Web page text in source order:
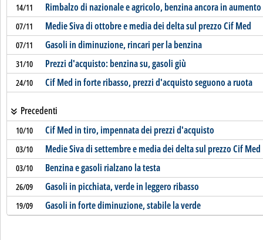
14/11 Rimbalzo di nazionale e agricolo, benzina ancora in aumento
07/11 Medie Siva di ottobre e media dei delta sul prezzo Cif Med
07/11 Gasoli in diminuzione, rincari per la benzina
31/10 Prezzi d'acquisto: benzina su, gasoli giù
24/10 Cif Med in forte ribasso, prezzi d'acquisto seguono a ruota
Precedenti
10/10 Cif Med in tiro, impennata dei prezzi d'acquisto
03/10 Medie Siva di settembre e media dei delta sul prezzo Cif Med
03/10 Benzina e gasoli rialzano la testa
26/09 Gasoli in picchiata, verde in leggero ribasso
19/09 Gasoli in forte diminuzione, stabile la verde